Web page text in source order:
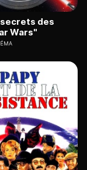
secrets des
Wars"